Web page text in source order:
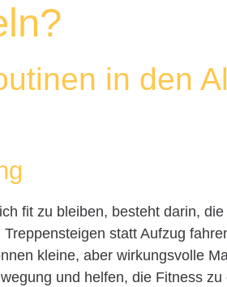
in den
fit zu bleiben, besteht darin, die
statt Aufzug
kleine, aber wirkungsvolle
und helfen, die Fitness zu